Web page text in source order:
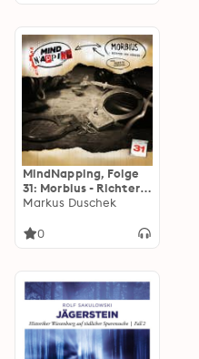
MindNapping, Folge
31: Morbius - Richter
und Henker
Markus Duschek
0